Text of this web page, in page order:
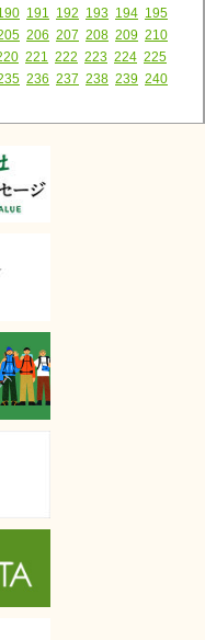
191 192 193 194 195
206 207 208 209 210
221 222 223 224 225
236 237 238 239 240